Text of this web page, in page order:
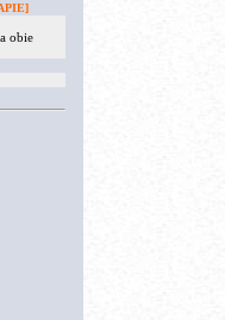
obie